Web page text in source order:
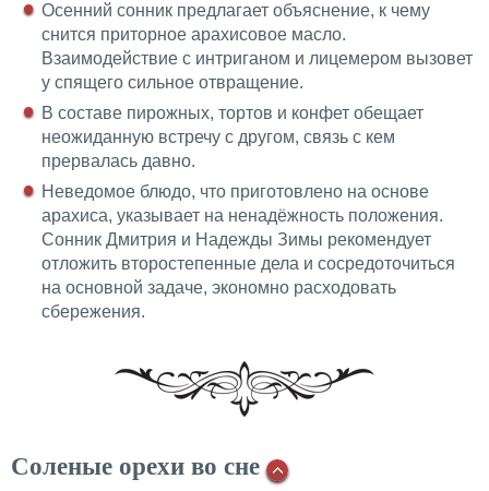
Осенний сонник предлагает объяснение, к чему
снится приторное арахисовое масло.
Взаимодействие с интриганом и лицемером вызовет
у спящего сильное отвращение.
В составе пирожных, тортов и конфет обещает
неожиданную встречу с другом, связь с кем
прервалась давно.
Неведомое блюдо, что приготовлено на основе
арахиса, указывает на ненадёжность положения.
Сонник Дмитрия и Надежды Зимы рекомендует
отложить второстепенные дела и сосредоточиться
на основной задаче, экономно расходовать
сбережения.
Соленые орехи во сне